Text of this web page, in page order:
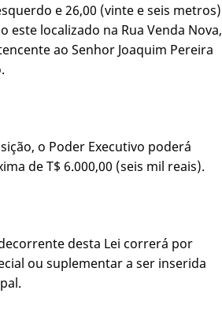
e 26,00 (vinte e seis metros)
este localizado na Rua Venda Nova,
ao Senhor Joaquim Pereira
o Poder Executivo poderá
de T$ 6.000,00 (seis mil reais).
desta Lei correrá por
ou suplementar a ser inserida